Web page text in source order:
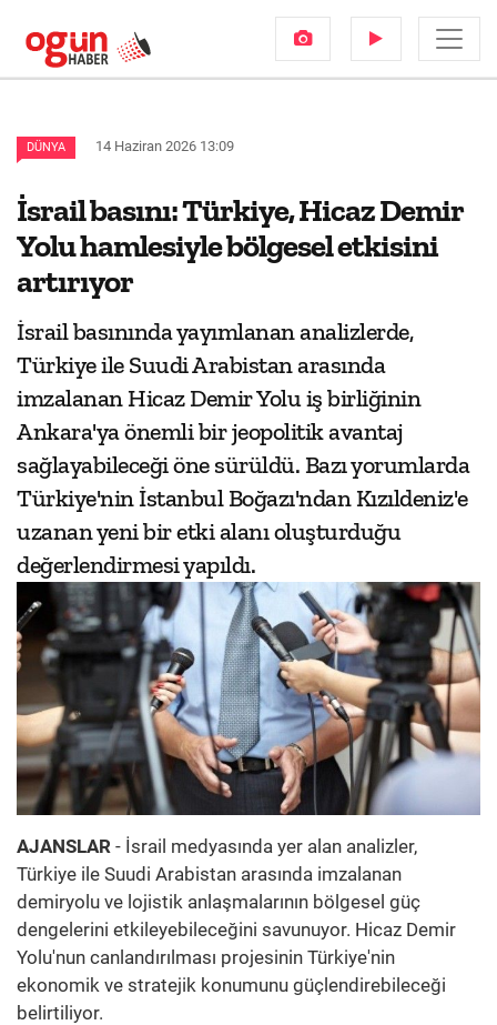
DÜNYA 14 Haziran 2026 13:09
İsrail basını: Türkiye, Hicaz Demir
Yolu hamlesiyle bölgesel etkisini
artırıyor
İsrail basınında yayımlanan analizlerde,
Türkiye ile Suudi Arabistan arasında
imzalanan Hicaz Demir Yolu iş birliğinin
Ankara'ya önemli bir jeopolitik avantaj
sağlayabileceği öne sürüldü. Bazı yorumlarda
Türkiye'nin İstanbul Boğazı'ndan Kızıldeniz'e
uzanan yeni bir etki alanı oluşturduğu
değerlendirmesi yapıldı.
AJANSLAR - İsrail medyasında yer alan analizler,
Türkiye ile Suudi Arabistan arasında imzalanan
demiryolu ve lojistik anlaşmalarının bölgesel güç
dengelerini etkileyebileceğini savunuyor. Hicaz Demir
Yolu'nun canlandırılması projesinin Türkiye'nin
ekonomik ve stratejik konumunu güçlendirebileceği
belirtiliyor.